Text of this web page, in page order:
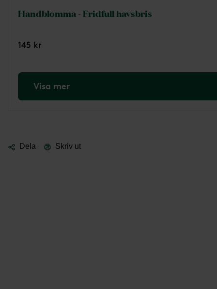
Handblomma - Fridfull havsbris
145 kr
Visa mer
Dela Skriv ut